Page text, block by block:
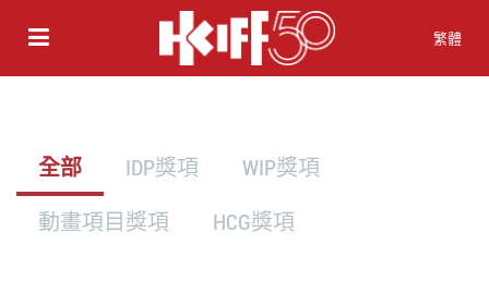
繁體
全部 IDP獎項
WIP獎項
動畫項目獎項
HCG獎項